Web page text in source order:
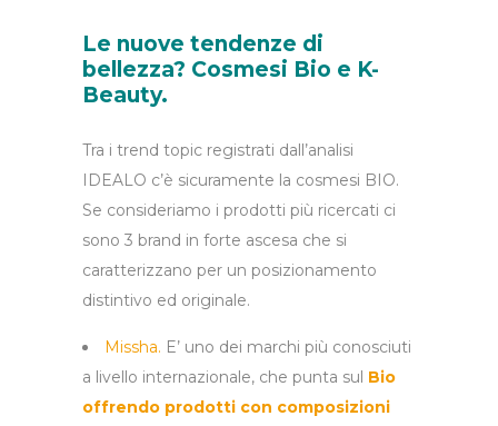
Le nuove tendenze di
bellezza? Cosmesi Bio e K-
Beauty.
Tra i trend topic registrati dall’analisi
IDEALO c’è sicuramente la cosmesi BIO.
Se consideriamo i prodotti più ricercati ci
sono 3 brand in forte ascesa che si
caratterizzano per un posizionamento
distintivo ed originale.
Missha. E’ uno dei marchi più conosciuti
a livello internazionale, che punta sul Bio
offrendo prodotti con composizioni